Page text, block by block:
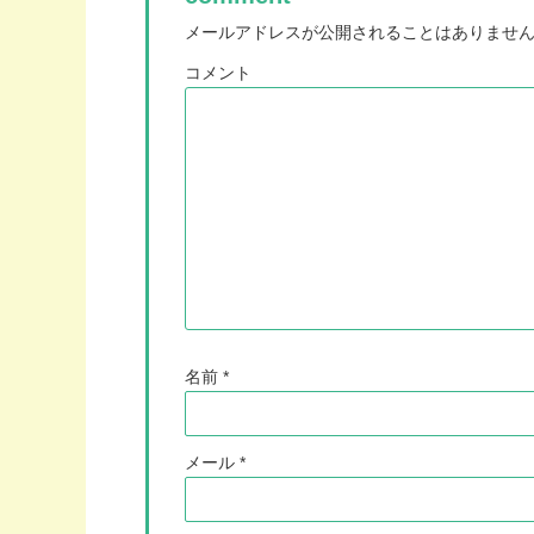
メールアドレスが公開されることはありませ
コメント
名前 *
メール *